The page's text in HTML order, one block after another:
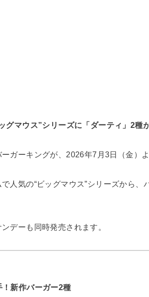
グマウス”シリーズに「ダーティ」2種
ガーキングが、2026年7月3日（金）
人気の“ビッグマウス”シリーズから
デーも同時発売されます。
新作バーガー2種